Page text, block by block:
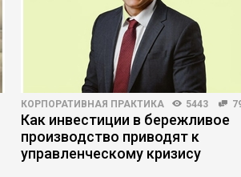
КОРПОРАТИВНАЯ ПРАКТИКА 5443
Как инвестиции в бережливое
производство приводят к
управленческому кризису